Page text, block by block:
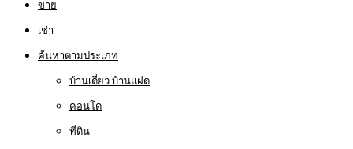
ขาย
เช่า
ค้นหาตามประเภท
บ้านเดี่ยว บ้านแฝด
คอนโด
ที่ดิน